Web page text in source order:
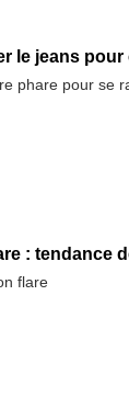
le jeans pour
phare pour se
: tendance
flare